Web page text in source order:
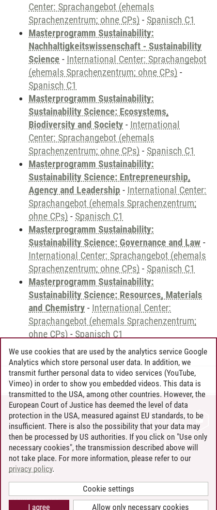
Center: Sprachangebot (ehemals
Sprachenzentrum; ohne CPs) - Spanisch C1
Masterprogramm Sustainability:
Nachhaltigkeitswissenschaft - Sustainability
Science - International Center: Sprachangebot
(ehemals Sprachenzentrum; ohne CPs) -
Spanisch C1
Masterprogramm Sustainability:
Sustainability Science: Ecosystems,
Biodiversity and Society - International
Center: Sprachangebot (ehemals
Sprachenzentrum; ohne CPs) - Spanisch C1
Masterprogramm Sustainability:
Sustainability Science: Entrepreneurship,
Agency and Leadership - International Center:
Sprachangebot (ehemals Sprachenzentrum;
ohne CPs) - Spanisch C1
Masterprogramm Sustainability:
Sustainability Science: Governance and Law -
International Center: Sprachangebot (ehemals
Sprachenzentrum; ohne CPs) - Spanisch C1
Masterprogramm Sustainability:
Sustainability Science: Resources, Materials
and Chemistry - International Center:
Sprachangebot (ehemals Sprachenzentrum;
ohne CPs) - Spanisch C1
Andreea Tribel 30.06.2024
CONTACT
LEUPHANA AS EMPLOYER
INTRANET
SITE NOTICE
PRIVACY POLICY
COOKIE SETTINGS
We use cookies that are used by the analytics service Google
Analytics which store personal user data. In addition, we
transmit further personal data to video services (YouTube,
Vimeo) in order to show you embedded videos. This data is
transmitted to the USA, among other countries. However, the
European Court of Justice has deemed the level of data
protection in the USA, measured against EU standards, to be
insufficient. There is also the possibility that your data may
then be processed by US authorities. If you click on "Use only
necessary cookies", the transmission described above will
not take place. For more information, please refer to our
privacy policy.
Cookie settings
Allow only necessary cookies
I agree